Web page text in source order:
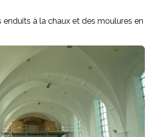
enduits à la chaux et des moulures en